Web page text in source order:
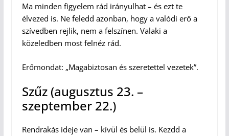
Ma minden figyelem rád irányulhat – és ezt te
élvezed is. Ne feledd azonban, hogy a valódi erő a
szívedben rejlik, nem a felszínen. Valaki a
közeledben most felnéz rád.
Erőmondat: „Magabiztosan és szeretettel vezetek”.
Szűz (augusztus 23. –
szeptember 22.)
Rendrakás ideje van – kívül és belül is. Kezdd a